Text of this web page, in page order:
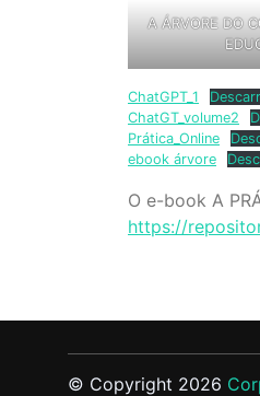
A ÁRVORE DO
ChatGPT_1
ChatGT_volume2
Prática_Online
ebook árvore
O e-book A
https://
© Copyright 2026